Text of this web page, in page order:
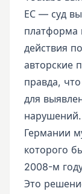
ЕС — суд
платформа
действия
авторские
правда,
для
Германии
которого
2008-м
Это